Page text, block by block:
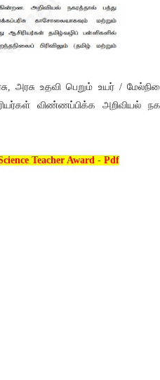
அரசு உதவி பெறும் உயர் /
விண்ணப்பிக்க அறிவியல்
Teacher Award - Pdf